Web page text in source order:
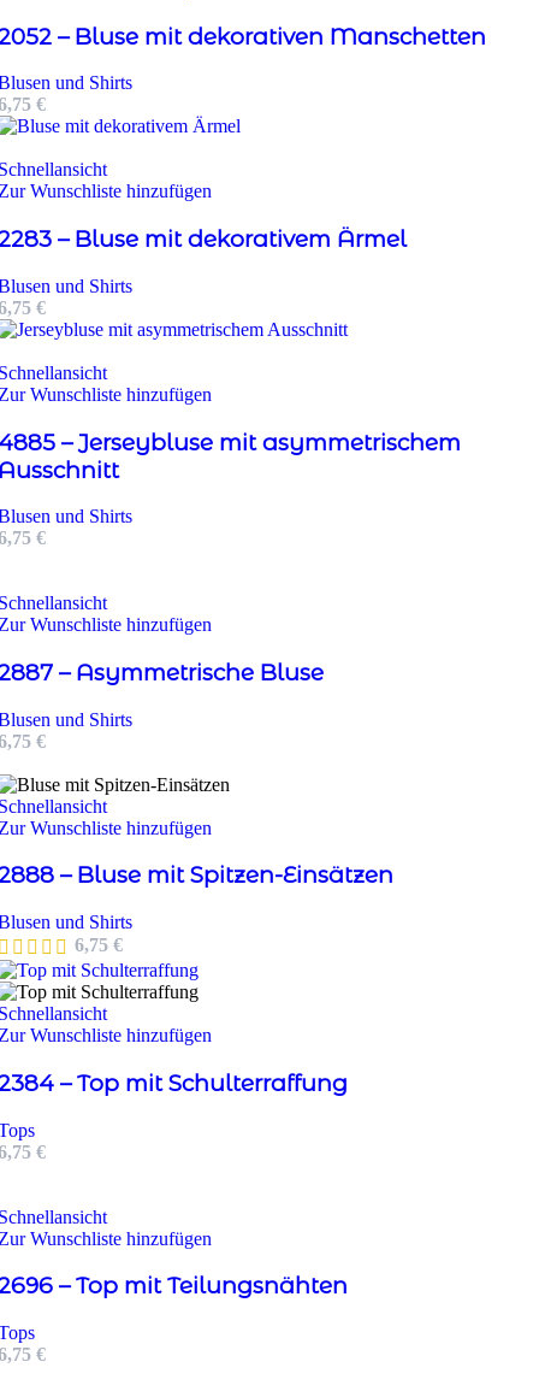
– Bluse mit dekorativen Manschetten
und Shirts
€
Wunschliste hinzufügen
– Bluse mit dekorativem Ärmel
und Shirts
€
Wunschliste hinzufügen
– Jerseybluse mit asymmetrischem
und Shirts
€
Wunschliste hinzufügen
– Asymmetrische Bluse
und Shirts
€
Wunschliste hinzufügen
– Bluse mit Spitzen-Einsätzen
und Shirts
6,75 €
Wunschliste hinzufügen
– Top mit Schulterraffung
€
Wunschliste hinzufügen
– Top mit Teilungsnähten
€